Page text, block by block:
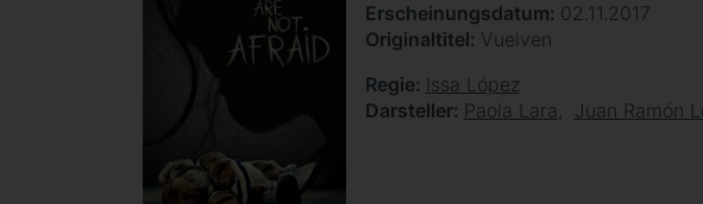
Erscheinungsdatum 02.11.2017
Originaltitel Vuelven
Regie Issa López
Darsteller Paola Lara Juan Ramón